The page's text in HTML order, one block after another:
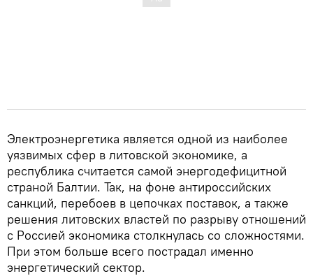
Электроэнергетика является одной из наиболее
уязвимых сфер в литовской экономике, а
республика считается самой энергодефицитной
страной Балтии. Так, на фоне антироссийских
санкций, перебоев в цепочках поставок, а также
решения литовских властей по разрыву отношений
с Россией экономика столкнулась со сложностями.
При этом больше всего пострадал именно
энергетический сектор.